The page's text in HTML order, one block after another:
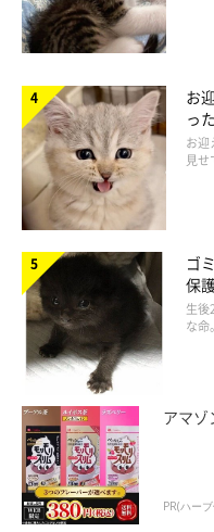
うに
ィがチャームポイント。現
永遠の王子様。
2005年4月19日ー2016年1
ももじろう
通称もーちゃん。うにまむ
ワフルおじいちゃん。大き
スが魅力です。
2002年9月10日生まれ(推定)
てんてん
通称てんちゃん。うにまむ
らのアイドル気質！ 今日
惜しみなく振りまいており
お
っ
ド
お迎
見
ゴ
保
美
生後
な
アマゾ
PR(ハー